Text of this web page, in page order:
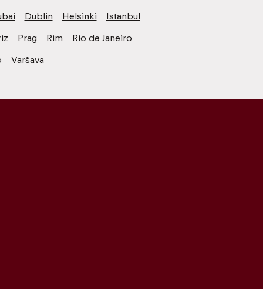
Dublin Helsinki
Istanbul
Prag Rim
Rio de Janeiro
Varšava